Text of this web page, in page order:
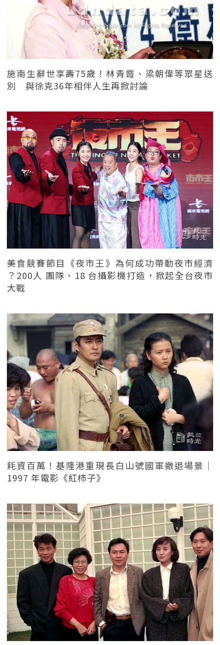
施南生辭世享壽75歲！林青霞、梁朝偉等眾星送
別 與徐克36年相伴人生再掀討論
美食競賽節目《夜市王》為何成功帶動夜市經濟
？200人 團隊、18 台攝影機打造，掀起全台夜市
大戰
耗資百萬！基隆港重現長白山號國軍撤退場景｜
1997 年電影《紅柿子》